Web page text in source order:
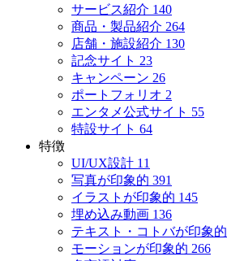
サービス紹介 140
商品・製品紹介 264
店舗・施設紹介 130
記念サイト 23
キャンペーン 26
ポートフォリオ 2
エンタメ公式サイト 55
特設サイト 64
特徴
UI/UX設計 11
写真が印象的 391
イラストが印象的 145
埋め込み動画 136
テキスト・コトバが印象的
モーションが印象的 266